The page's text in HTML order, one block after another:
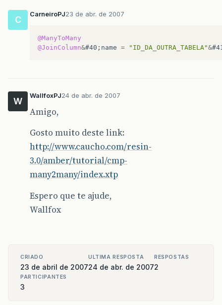
C
CarneiroPJ23 de abr. de 2007
@ManyToMany
@JoinColumn&#40 ; name = "ID_DA_OUTRA_TABELA"&
W
WallfoxPJ24 de abr. de 2007
Amigo,
Gosto muito deste link:
http://www.caucho.com/resin-
3.0/amber/tutorial/cmp-
many2many/index.xtp
Espero que te ajude,
Wallfox
CRIADO
23 de abril de 2007
ULTIMA RESPOSTA
24 de abr. de 2007
RESPOSTAS
2
PARTICIPANTES
3